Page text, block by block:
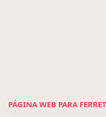
PÁGINA WEB PARA